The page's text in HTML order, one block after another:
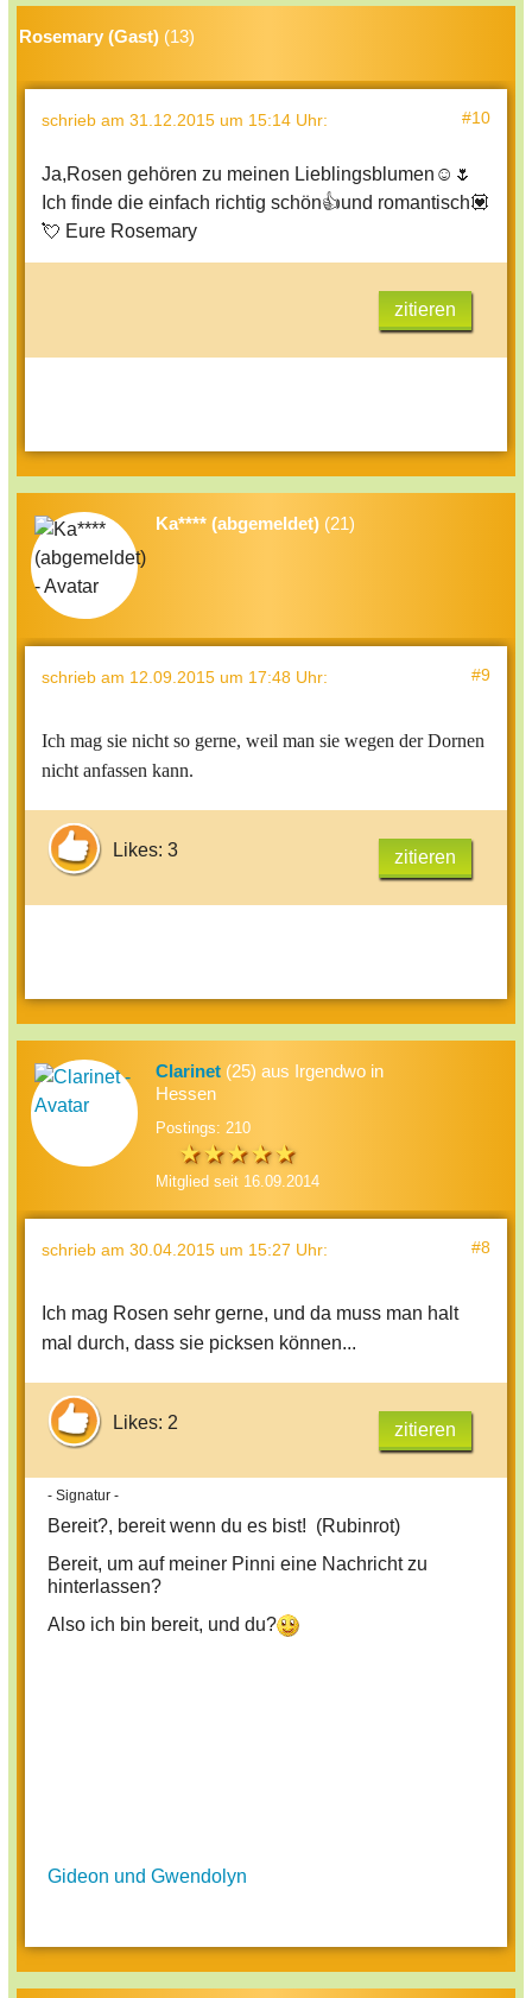
Rosemary (Gast) (13)
schrieb am 31.12.2015 um 15:14 Uhr: #10
Ja,Rosen gehören zu meinen Lieblingsblumen☺🌷
Ich finde die einfach richtig schön👍und romantisch💟
💘 Eure Rosemary
zitieren
Ka**** (abgemeldet) (21)
schrieb am 12.09.2015 um 17:48 Uhr: #9
Ich mag sie nicht so gerne, weil man sie wegen der Dornen
nicht anfassen kann.
Likes: 3 zitieren
Clarinet (25) aus Irgendwo in
Hessen
Postings: 210
Mitglied seit 16.09.2014
schrieb am 30.04.2015 um 15:27 Uhr: #8
Ich mag Rosen sehr gerne, und da muss man halt
mal durch, dass sie picksen können...
Likes: 2 zitieren
- Signatur -
Bereit?, bereit wenn du es bist! (Rubinrot)
Bereit, um auf meiner Pinni eine Nachricht zu
hinterlassen?
Also ich bin bereit, und du?
Gideon und Gwendolyn